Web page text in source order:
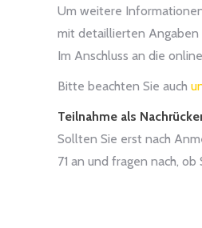
Um weitere
mit detaillierten Angaben
Im Anschluss an die
Bitte beachten Sie auch
Teilnahme als
Sollten Sie erst nach
71 an und fragen nach,